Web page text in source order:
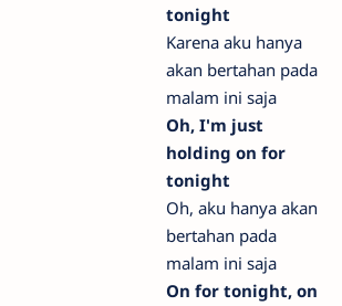
tonight
Karena aku hanya
akan bertahan pada
malam ini saja
Oh, I'm just
holding on for
tonight
Oh, aku hanya akan
bertahan pada
malam ini saja
On for tonight, on